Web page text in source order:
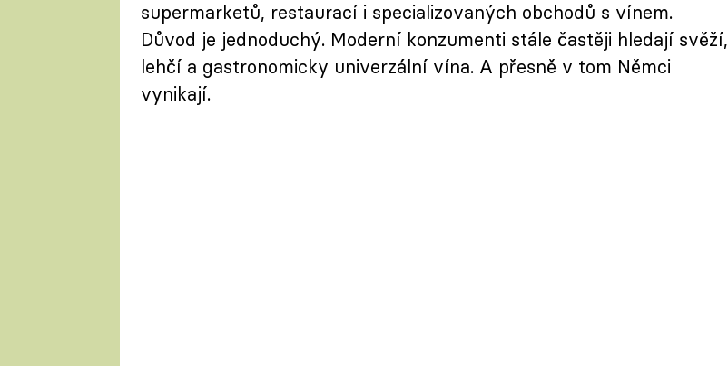
supermarketů, restaurací i specializovaných obchodů s vínem.
Důvod je jednoduchý. Moderní konzumenti stále častěji hledají svěží,
lehčí a gastronomicky univerzální vína. A přesně v tom Němci
vynikají.